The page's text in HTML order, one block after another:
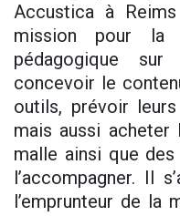
Accustica à
mission pour la
pédagogique
concevoir le
outils, prévoir
mais aussi
malle ainsi que
l’accompagner. Il
l’emprunteur de la